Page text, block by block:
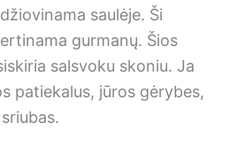
saulėje. Ši
gurmanų. Šios
salsvoku skoniu. Ja
patiekalus, jūros gėrybes,